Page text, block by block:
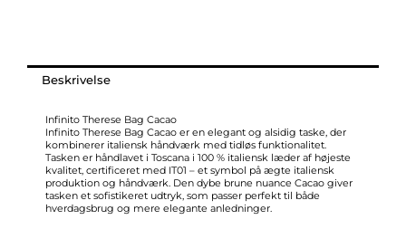
Beskrivelse
Infinito Therese Bag Cacao
Infinito Therese Bag Cacao er en elegant og alsidig taske, der
kombinerer italiensk håndværk med tidløs funktionalitet.
Tasken er håndlavet i Toscana i 100 % italiensk læder af højeste
kvalitet, certificeret med IT01 – et symbol på ægte italiensk
produktion og håndværk. Den dybe brune nuance Cacao giver
tasken et sofistikeret udtryk, som passer perfekt til både
hverdagsbrug og mere elegante anledninger.